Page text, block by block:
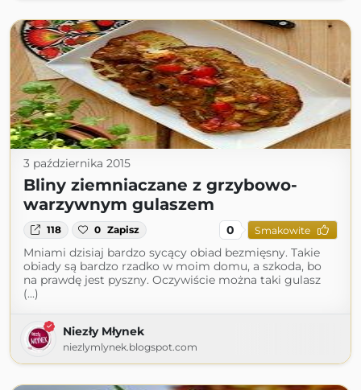
3 października 2015
Bliny ziemniaczane z grzybowo-
warzywnym gulaszem
118 0 Zapisz 0 Smakowite
Mniami dzisiaj bardzo sycący obiad bezmięsny. Takie
obiady są bardzo rzadko w moim domu, a szkoda, bo
na prawdę jest pyszny. Oczywiście można taki gulasz
(...)
Niezły Młynek
niezlymlynek.blogspot.com